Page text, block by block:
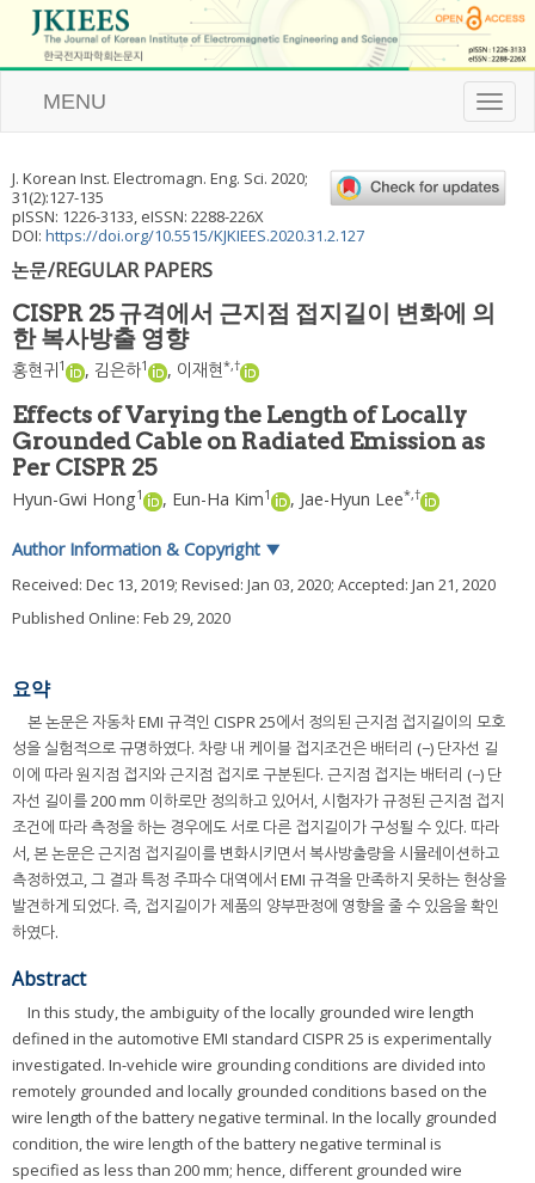
T
o
l
e
g
MENU
J. Korean Inst. Electromagn. Eng. Sci. 2020;
31(2):127-135
pISSN: 1226-3133, eISSN: 2288-226X
DOI: https://doi.org/10.5515/KJKIEES.2020.31.2.127
논문/REGULAR PAPERS
CISPR 25 규격에서 근지점 접지길이 변화에 의
한 복사방출 영향
홍현귀 1 , 김은하1 , 이재현*,†
Effects of Varying the Length of Locally
Grounded Cable on Radiated Emission as
Per CISPR 25
Hyun-Gwi Hong1 , Eun-Ha Kim1 , Jae-Hyun Lee*,†
Author Information & Copyright ▼
Received: Dec 13, 2019; Revised: Jan 03, 2020; Accepted: Jan 21, 2020
Published Online: Feb 29, 2020
요약
본 논문은 자동차 EMI 규격인 CISPR 25에서 정의된 근지점 접지길이의 모호
성을 실험적으로 규명하였다. 차량 내 케이블 접지조건은 배터리 (−) 단자선 길
이에 따라 원지점 접지와 근지점 접지로 구분된다. 근지점 접지는 배터리 (−) 단
자선 길이를 200 mm 이하로만 정의하고 있어서, 시험자가 규정된 근지점 접지
조건에 따라 측정을 하는 경우에도 서로 다른 접지길이가 구성될 수 있다. 따라
서, 본 논문은 근지점 접지길이를 변화시키면서 복사방출량을 시뮬레이션하고
측정하였고, 그 결과 특정 주파수 대역에서 EMI 규격을 만족하지 못하는 현상을
발견하게 되었다. 즉, 접지길이가 제품의 양부판정에 영향을 줄 수 있음을 확인
하였다.
Abstract
In this study, the ambiguity of the locally grounded wire length
defined in the automotive EMI standard CISPR 25 is experimentally
investigated. In-vehicle wire grounding conditions are divided into
remotely grounded and locally grounded conditions based on the
wire length of the battery negative terminal. In the locally grounded
condition, the wire length of the battery negative terminal is
specified as less than 200 mm; hence, different grounded wire